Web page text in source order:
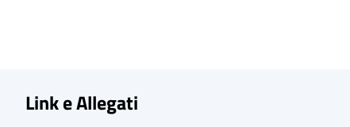
Link e Allegati